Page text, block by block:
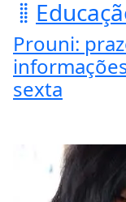
Prouni:
sexta